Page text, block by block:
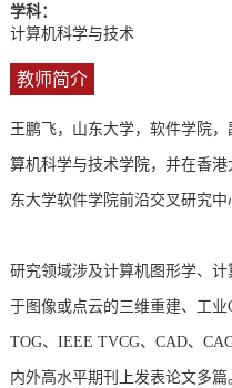
学科：
计算机科学与技术
教师简介
王鹏飞，山东大学，软件学院
算机科学与技术学院，并在香
东大学软件学院前沿交叉研究中
研究领域涉及计算机图形学、
于图像或点云的三维重建、工业
TOG、IEEE TVCG、CAD、
内外高水平期刊上发表论文多篇